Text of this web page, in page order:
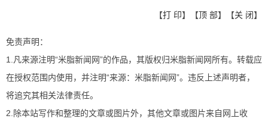
【打 印】【顶 部】【关 闭】
免责声明：
1.凡来源注明“米脂新闻网”的作品，其版权归米脂新闻网所有。转载应
在授权范围内使用，并注明“来源：米脂新闻网”。违反上述声明者，
将追究其相关法律责任。
2.除本站写作和整理的文章或图片外，其他文章或图片来自网上收